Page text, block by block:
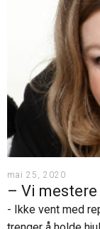
mai 25, 2020
– Vi
- Ikke vent med